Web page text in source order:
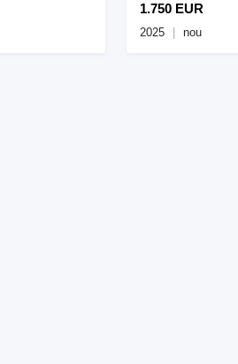
1.750 EUR
2025 nou